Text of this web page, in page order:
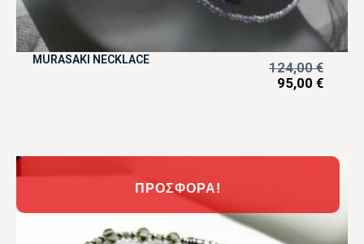
MURASAKI NECKLACE 124,00€
95,00 €
ΠΡΟΣΦΟΡΆ!